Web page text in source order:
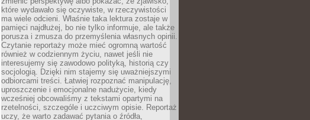
które wydawało się oczywiste, w rzeczywistości
ma wiele odcieni. Właśnie taka lektura zostaje w
pamięci najdłużej, bo nie tylko informuje, ale także
porusza i zmusza do przemyślenia własnych opinii.
Czytanie reportaży może mieć ogromną wartość
również w codziennym życiu, nawet jeśli nie
interesujemy się zawodowo polityką, historią czy
socjologią. Dzięki nim stajemy się uważniejszymi
odbiorcami treści. Łatwiej rozpoznać manipulację,
uproszczenie i emocjonalne nadużycie, kiedy
wcześniej obcowaliśmy z tekstami opartymi na
rzetelności, szczególe i uczciwym opisie. Reportaż
uczy, że warto zadawać pytania o źródła,